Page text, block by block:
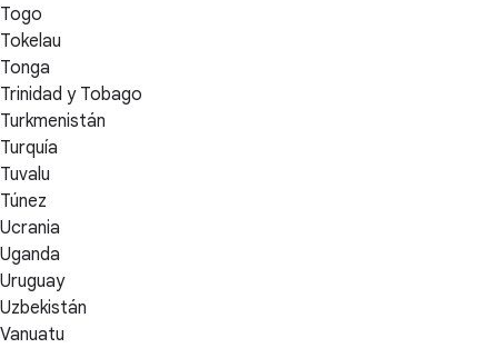
Togo
Tokelau
Tonga
Trinidad y Tobago
Turkmenistán
Turquía
Tuvalu
Túnez
Ucrania
Uganda
Uruguay
Uzbekistán
Vanuatu